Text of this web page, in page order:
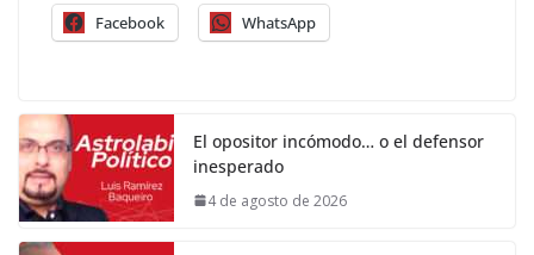
Facebook WhatsApp
El opositor incómodo… o el defensor
inesperado
4 de agosto de 2026